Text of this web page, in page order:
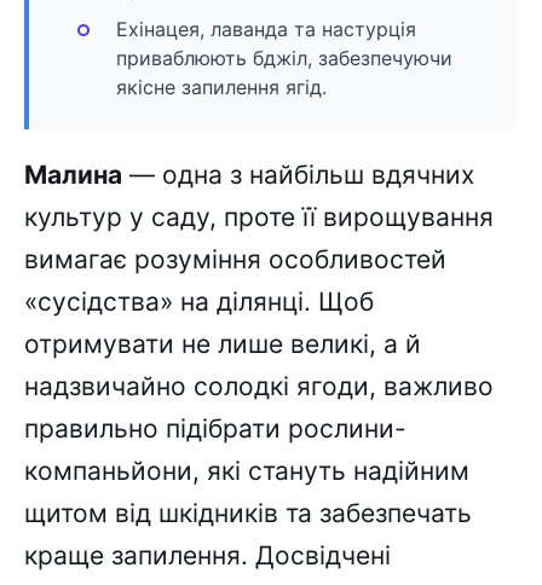
Ехінацея, лаванда та настурція
приваблюють бджіл, забезпечуючи
якісне запилення ягід.
Малина — одна з найбільш вдячних
культур у саду, проте її вирощування
вимагає розуміння особливостей
«сусідства» на ділянці. Щоб
отримувати не лише великі, а й
надзвичайно солодкі ягоди, важливо
правильно підібрати рослини-
компаньйони, які стануть надійним
щитом від шкідників та забезпечать
краще запилення. Досвідчені